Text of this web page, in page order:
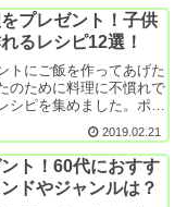
ような…。そこで今回は
プレゼント！子供
るレシピ12選！
トにご飯を作ってあげた
のために料理に不慣れで
シピを集めました。ポイ
を無理に作らないこと。
ろう、みたいなメニュー
ません。私も昔グルメ漫
2019.02.21
ト！60代におすす
ドやジャンルは？